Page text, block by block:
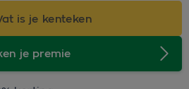
je premie